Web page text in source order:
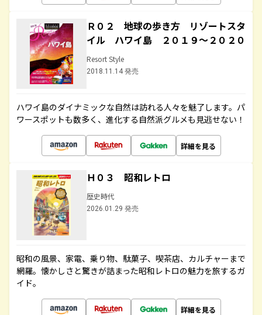
Ｒ０２ 地球の歩き方 リゾートスタ
イル ハワイ島 ２０１９～２０２０
Resort Style
2018.11.14 発売
ハワイ島のダイナミックな自然は訪れる人々を魅了します。パ
ワースポットも数多く、進化する自然派グルメも見逃せない！
詳細を見る
Ｈ０３ 昭和レトロ
歴史時代
2026.01.29 発売
昭和の風景、家電、乗り物、駄菓子、喫茶店、カルチャーまで
網羅。懐かしさと驚きが詰まった昭和レトロの魅力を旅するガ
イド。
詳細を見る